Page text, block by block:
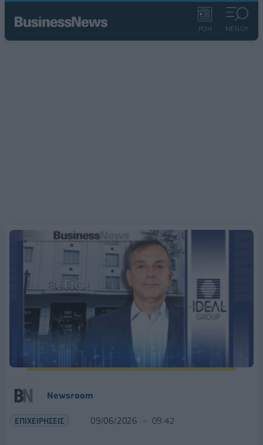
ΡΟΗ ΜΕΝΟΥ
Νewsroom
ΕΠΙΧΕΙΡΗΣΕΙΣ 09/06/2026 09:42